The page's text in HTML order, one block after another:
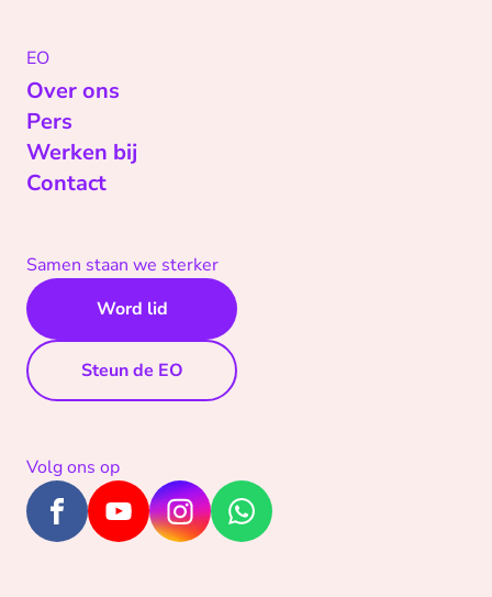
EO
Over ons
Pers
Werken bij
Contact
Samen staan we sterker
Word lid
Steun de EO
Volg ons op